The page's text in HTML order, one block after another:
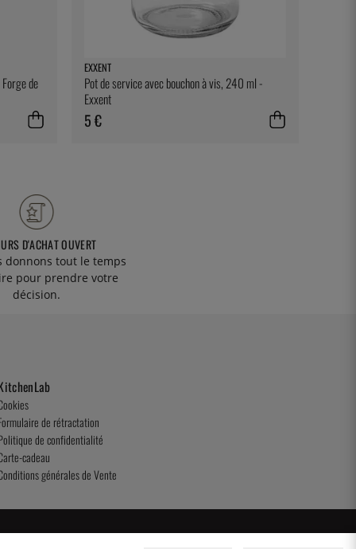
de
EXXENT
Pot de service avec bouchon à vis, 240 ml -
Exxent
5 €
D'ACHAT OUVERT
donnons tout le temps
pour prendre votre
décision.
de rétractation
de confidentialité
cadeau
générales de Vente